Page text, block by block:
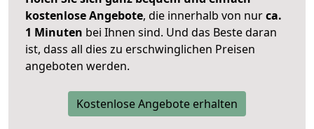
kostenlose Angebote, die innerhalb von nurca.
1 Minuten bei Ihnen sind. Und das Beste daran
ist, dass all dies zu erschwinglichen Preisen
angeboten werden.
Kostenlose Angebote erhalten